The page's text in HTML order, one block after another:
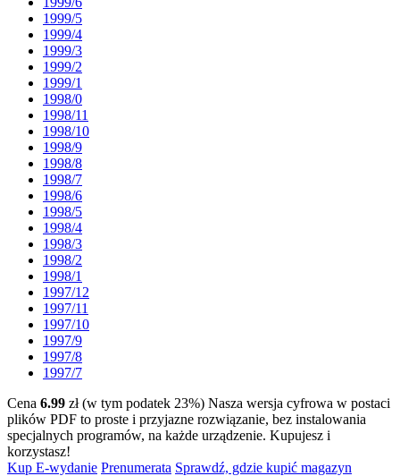
1999/5
1999/4
1999/3
1999/2
1999/1
1998/0
1998/11
1998/10
1998/9
1998/8
1998/7
1998/6
1998/5
1998/4
1998/3
1998/2
1998/1
1997/12
1997/11
1997/10
1997/9
1997/8
1997/7
Cena 6.99 zł (w tym podatek 23%) Nasza wersja cyfrowa w postaci
plików PDF to proste i przyjazne rozwiązanie, bez instalowania
specjalnych programów, na każde urządzenie. Kupujesz i
korzystasz!
Kup E-wydanie Prenumerata Sprawdź, gdzie kupić magazyn